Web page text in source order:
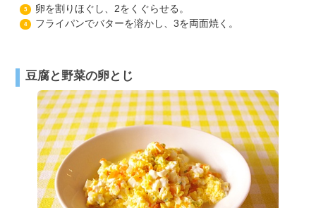
3 卵を割りほぐし、2をくぐらせる。
4 フライパンでバターを溶かし、3を両面焼く。
豆腐と野菜の卵とじ